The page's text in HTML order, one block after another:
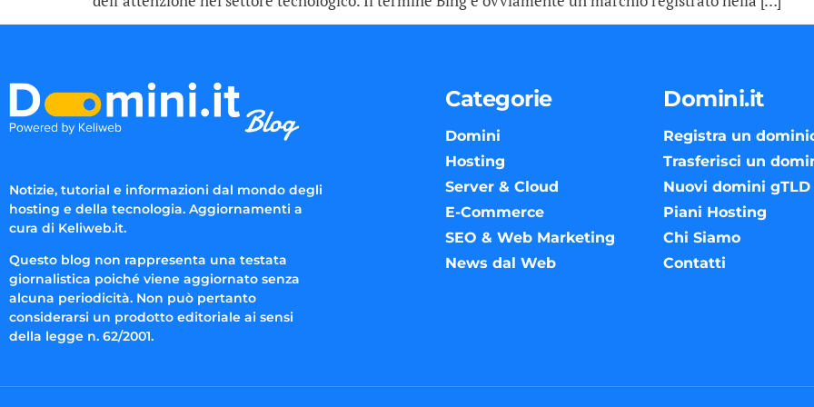
Notizie, tutorial e informazioni dal mondo degli
hosting e della tecnologia. Aggiornamenti a
cura di Keliweb.it.
Questo blog non rappresenta una testata
giornalistica poiché viene aggiornato senza
alcuna periodicità. Non può pertanto
considerarsi un prodotto editoriale ai sensi
della legge n. 62/2001.
Categorie
Domini
Hosting
Server & Cloud
E-Commerce
SEO & Web Marketing
News dal Web
Domini.it
Registra un
Trasferisci un
Nuovi domini gTLD
Piani Hosting
Chi Siamo
Contatti